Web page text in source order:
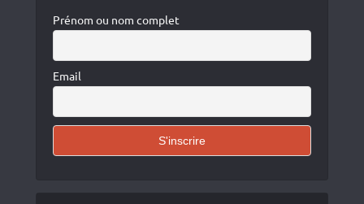
Prénom ou nom complet
Email